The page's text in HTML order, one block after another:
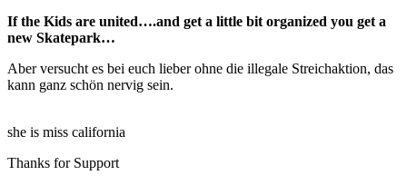
If the Kids are united….and get a little bit organized you get a
new Skatepark…
Aber versucht es bei euch lieber ohne die illegale Streichaktion, das
kann ganz schön nervig sein.
she is miss california
Thanks for Support